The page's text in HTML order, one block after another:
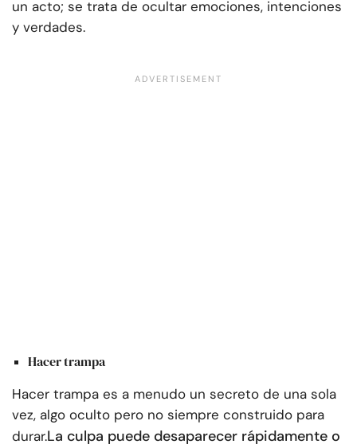
un acto; se trata de ocultar emociones, intenciones
y verdades.
Hacer trampa
Hacer trampa es a menudo un secreto de una sola
vez, algo oculto pero no siempre construido para
durar.La culpa puede desaparecer rápidamente o